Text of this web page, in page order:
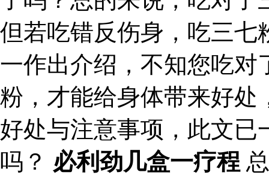
但若吃错反伤身，吃三七
一作出介绍，不知您吃对
粉，才能给身体带来好处
好处与注意事项，此文已
吗？ 必利劲几盒一疗程